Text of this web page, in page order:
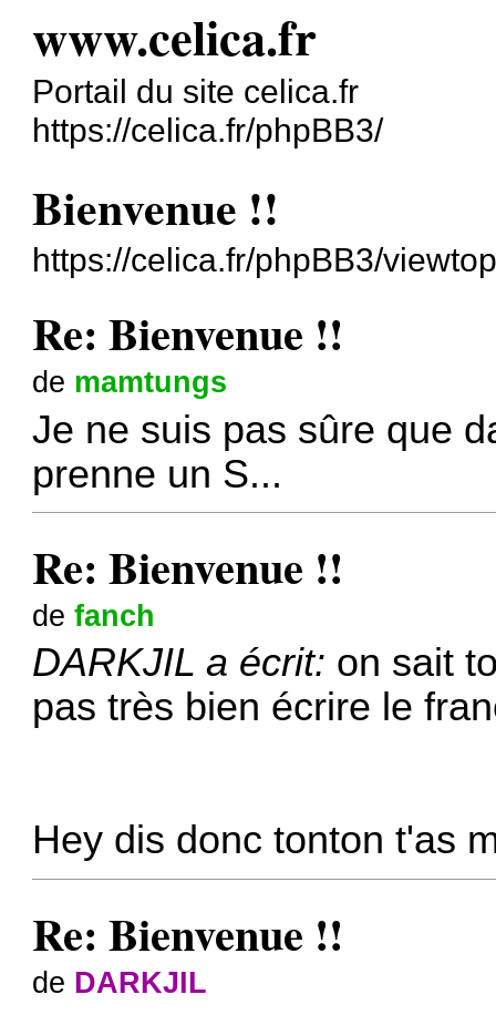
www.celica.fr
Portail du site celica.fr
https://celica.fr/phpBB3/
Bienvenue !!
https://celica.fr/phpBB3/
Re: Bienvenue !!
de mamtungs
Je ne suis pas sûre que
prenne un S...
Re: Bienvenue !!
defanch
DARKJIL a écrit: on sait
pas très bien écrire le
Hey dis donc tonton t'as
Re: Bienvenue !!
de DARKJIL